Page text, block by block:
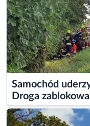
Samochód
Droga